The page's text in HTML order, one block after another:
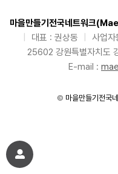
마을만들기전국네트워크
대표 : 권상동 사업
25602 강원특별자치도
E-mail :
© 마을만들기전국